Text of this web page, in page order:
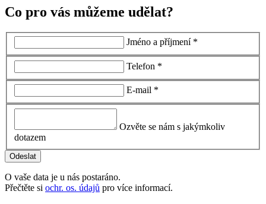
Co pro vás můžeme udělat?
Jméno a příjmení *
Telefon *
E-mail *
Ozvěte se nám s jakýmkoliv
dotazem
O vaše data je u nás postaráno.
Přečtěte si ochr. os. údajů pro více informací.